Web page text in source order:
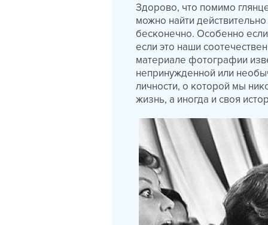
Здорово, что помимо
можно найти
бесконечно. Особенно
если это наши
материале фотографии
непринужденной или
личности, о которой мы
жизнь, а иногда и своя